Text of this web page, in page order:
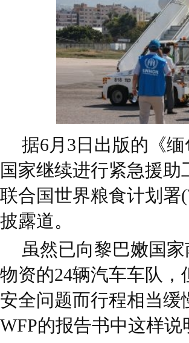
据6月3日出版的《
国家继续进行紧急援
联合国世界粮食计划署
披露道。
虽然已向黎巴嫩国
物资的24辆汽车车队
安全问题而行程相当
WFP的报告书中这样说